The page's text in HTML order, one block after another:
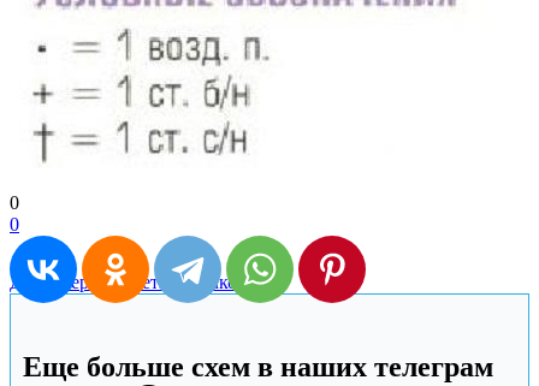
0
0
Дизайнеры Жакеты крючком
Еще больше схем в наших телеграм